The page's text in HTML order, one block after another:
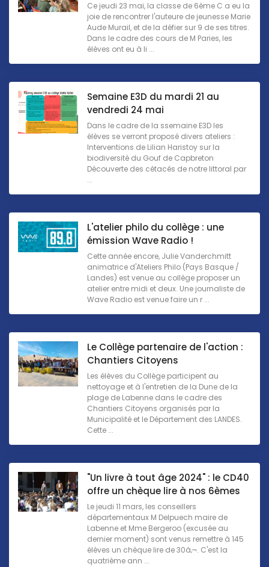
Ce jeudi 23 mai, la classe de 6ème C a eu la
joie de rencontrer l'auteure de jeunesse Marie
Aude Murail, et de la défier sur 9 de ses titres.
Dans le cadre des cours de M Paries, les
élèves ont eu à li ...
Semaine E3D du mardi 21 au
vendredi 24 mai
Dans le cadre de la ssemaine E3D les
élèves se verront proposé divers ateliers :
Interventions de Lilian Haristoy sur la
biodiversité du Gouf de Capbreton
Découverte des cétacés de notre littoral par
...
L'atelier philo du collège : une
émission Wave Radio !
Cette année encore, Julie Vanderchmitt
animatrice d'Ateliers Philo (Pays Basque /
Landes) est venue au collège proposer un
atelier entre midi et deux. Une journaliste de
Wave Radio est venue faire un r ...
Le Collège partenaire de l'action :
Chantiers Citoyens
Les élèves du Collège participent au
nettoyage et à l'entretien de la Dune de la
plage de Labenne dans le cadre des
Chantiers Citoyens organisés par la
Municipalité et le Département des LANDES.
Cette ...
"Un livre à tout âge 2024" : le CD40
offre un chèque lire à nos 6èmes
Le jeudi 11 mars, les conseillers
départementaux M Delpuech maire de
Labenne et Mme Bergeroo (excusée au
dernier moment) sont venus remettre à 145
élèves un chèque lire de 30â‚¬. C'est la
quatrième ann ...